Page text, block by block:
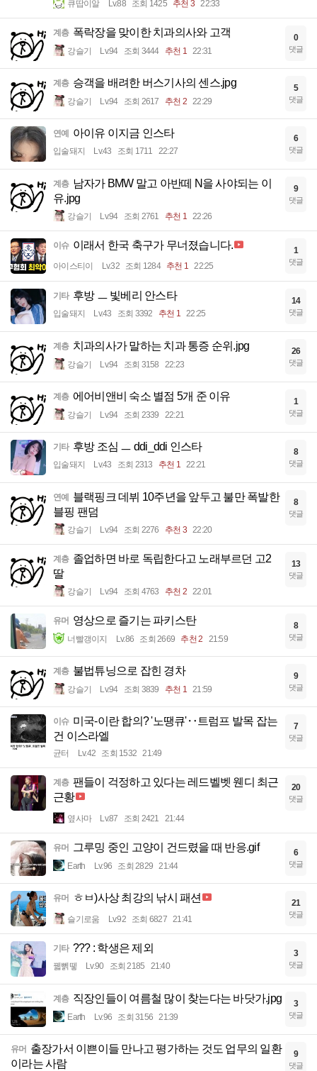
큐땁이알 Lv.88 조회 1425 추천 3 22:33
계층 폭락장을 맞이한 치과의사와 고객
강슬기 Lv.94 조회 3444 추천 1 22:31
0
댓글
계층 승객을 배려한 버스기사의 센스.jpg
강슬기 Lv.94 조회 2617 추천 2 22:29
5
댓글
연예 아이유 이지금 인스타
입술돼지 Lv.43 조회 1711 22:27
6
댓글
계층 남자가 BMW 말고 아반떼 N을 사야되는 이
유.jpg
강슬기 Lv.94 조회 2761 추천 1 22:26
9
댓글
이슈 이래서 한국 축구가 무너졌습니다.
아이스티이 Lv.32 조회 1284 추천 1 22:25
1
댓글
기타 후방 ㅡ 빛베리 안스타
입술돼지 Lv.43 조회 3392 추천 1 22:25
14
댓글
계층 치과의사가 말하는 치과 통증 순위.jpg
강슬기 Lv.94 조회 3158 22:23
26
댓글
계층 에어비앤비 숙소 별점 5개 준 이유
강슬기 Lv.94 조회 2339 22:21
1
댓글
기타 후방 조심 ㅡ ddi_ddi 인스타
입술돼지 Lv.43 조회 2313 추천 1 22:21
8
댓글
연예
블랙핑크 데뷔 10주년을 앞두고 불만 폭발한
블핑 팬덤
강슬기 Lv.94 조회 2276 추천 3 22:20
8
댓글
계층 졸업하면 바로 독립한다고 노래부르던 고2
딸
강슬기 Lv.94 조회 4763 추천 2 22:01
13
댓글
유머 영상으로 즐기는 파키스탄
너빨갱이지 Lv.86 조회 2669 추천 2 21:59
8
댓글
계층 불법튜닝으로 잡힌 경차
강슬기 Lv.94 조회 3839 추천 1 21:59
9
댓글
이슈 미국-이란 합의? '노땡큐'‥트럼프 발목 잡는
건 이스라엘
균터 Lv.42 조회 1532 21:49
7
댓글
계층 팬들이 걱정하고 있다는 레드벨벳 웬디 최근
근황
옆사마 Lv.87 조회 2421 21:44
20
댓글
유머 그루밍 중인 고양이 건드렸을 때 반응.gif
Earth Lv.96 조회 2829 21:44
6
댓글
유머 ㅎㅂ)사상 최강의 낚시 패션
슬기로움 Lv.92 조회 6827 21:41
21
댓글
기타 ??? : 학생은 제외
꿻뻵뗗 Lv.90 조회 2185 21:40
3
댓글
계층 직장인들이 여름철 많이 찾는다는 바닷가.jpg
Earth Lv.96 조회 3156 21:39
3
댓글
유머 출장가서 이쁜이들 만나고 평가하는 것도 업무의 일환
이라는 사람
9
댓글